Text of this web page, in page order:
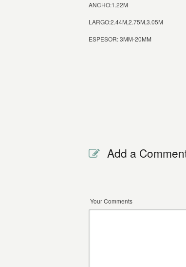
ANCHO:1.22M
LARGO:2.44M,2.75M,3.05M
ESPESOR: 3MM-20MM
Add a
Your Comments